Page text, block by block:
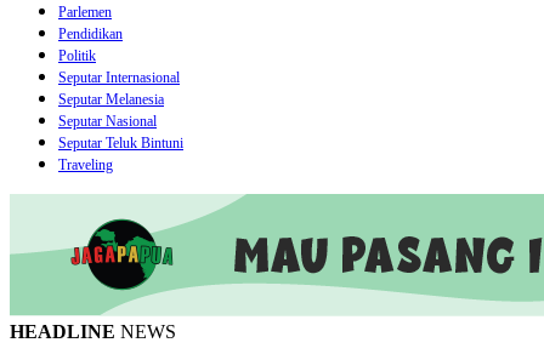
Parlemen
Pendidikan
Politik
Seputar Internasional
Seputar Melanesia
Seputar Nasional
Seputar Teluk Bintuni
Traveling
HEADLINE NEWS